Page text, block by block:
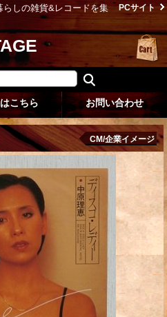
しの雑貨&レコードを集
PCサイト
こちら お問い合わせ
CM/企業イメージ